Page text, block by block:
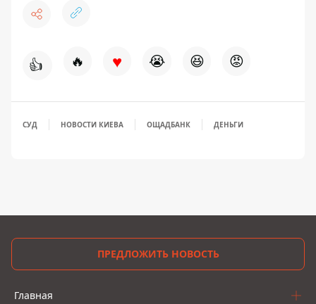
👍 🔥 ♥ 😭 😆 😡
СУД НОВОСТИ КИЕВА ОЩАДБАНК ДЕНЬГИ
ПРЕДЛОЖИТЬ НОВОСТЬ
Главная